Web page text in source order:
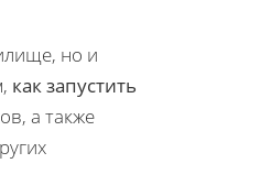
но и
как запустить
а также